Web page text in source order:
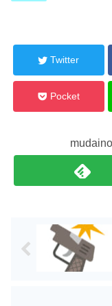
Twitter
Pocket